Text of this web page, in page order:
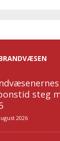
steg
2026